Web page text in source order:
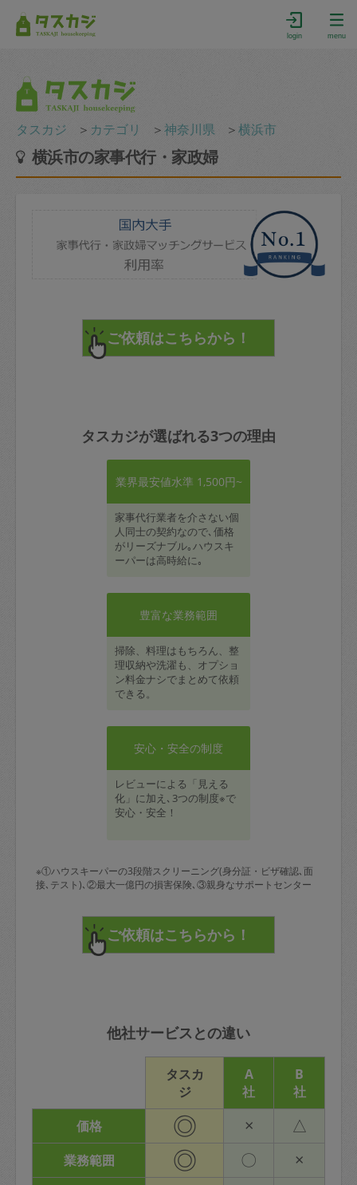
login menu
タスカジ ＞ カテゴリ ＞神奈川県 ＞横浜市
横浜市の家事代行・家政婦
タスカジが選ばれる3つの理由
業界最安値水準 1,500円~
家事代行業者を介さない個
人同士の契約なので､価格
がリーズナブル｡ハウスキ
ーパーは高時給に｡
豊富な業務範囲
掃除、料理はもちろん、整
理収納や洗濯も、オプショ
ン料金ナシでまとめて依頼
できる。
安心・安全の制度
レビューによる「見える
化」に加え､3つの制度※で
安心・安全！
※①ハウスキーパーの3段階スクリーニング(身分証・ビザ確認､面
接､テスト)､②最大一億円の損害保険､③親身なサポートセンター
他社サービスとの違い
タスカ
ジ
A
社
B
社
価格
◎ × △
業務範囲 ◎ 〇 ×